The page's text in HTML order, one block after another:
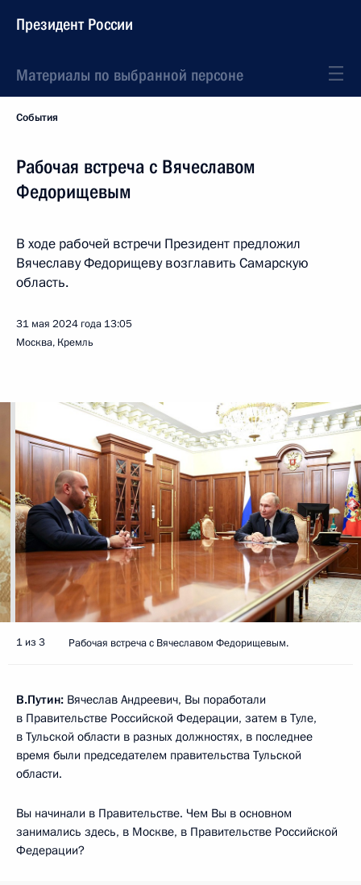
Президент России
Материалы по выбранной персоне
События
Рабочая встреча с Вячеславом
Федорищевым
В ходе рабочей встречи Президент предложил
Вячеславу Федорищеву возглавить Самарскую
область.
31 мая 2024 года 13:05
Москва, Кремль
1 из 3 Рабочая встреча с Вячеславом Федорищевым.
В.Путин: Вячеслав Андреевич, Вы поработали
в Правительстве Российской Федерации, затем в Туле,
в Тульской области в разных должностях, в последнее
время были председателем правительства Тульской
области.
Вы начинали в Правительстве. Чем Вы в основном
занимались здесь, в Москве, в Правительстве Российской
Федерации?